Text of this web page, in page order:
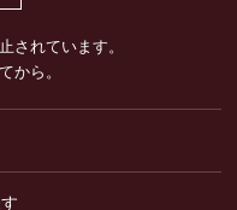
されています。
から。